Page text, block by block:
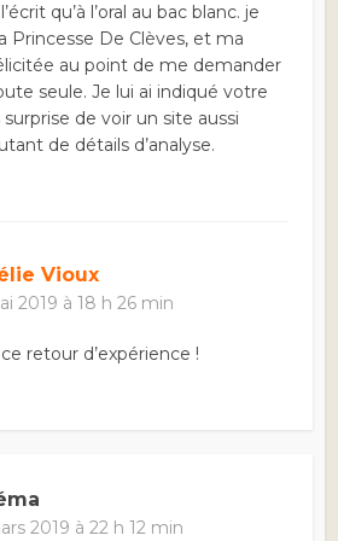
qu’à l’oral au bac blanc. je
Princesse De Clèves, et ma
au point de me demander
seule. Je lui ai indiqué votre
de voir un site aussi
de détails d’analyse.
Vioux
2019 à 18 h 26 min
retour d’expérience !
2019 à 22 h 12 min